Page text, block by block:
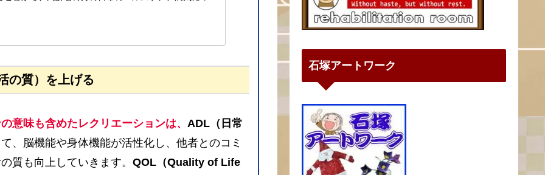
の質）を上げる
意味も含めたレクリエーションは、ADL（日常
、脳機能や身体機能が活性化し、他者とのコミ
質も向上していきます。QOL（Quality of Life
石塚アートワーク